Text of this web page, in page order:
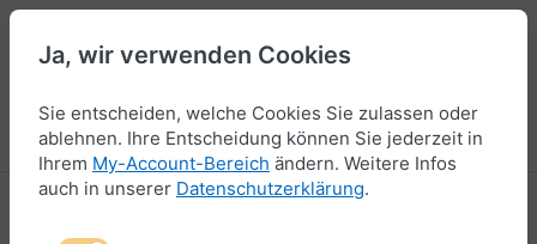
Menü Anmelden Vergleichen Wunschliste Warenkorb
Ja, wir verwenden Cookies
Sie entscheiden, welche Cookies Sie zulassen oder
ablehnen. Ihre Entscheidung können Sie jederzeit in
Ihrem My-Account-Bereich ändern. Weitere Infos
auch in unserer Datenschutzerklärung.